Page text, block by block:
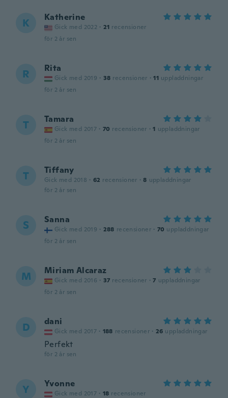
K Katherine
Gick med 2022 · 21 recensioner
för 2 år sen
R Rita
Gick med 2019 · 38 recensioner · 11 uppladdningar
för 2 år sen
T Tamara
Gick med 2017 · 70 recensioner · 1 uppladdningar
för 2 år sen
T Tiffany
Gick med 2018 · 62 recensioner · 8 uppladdningar
för 2 år sen
S Sanna
Gick med 2019 · 288 recensioner · 70 uppladdningar
för 2 år sen
M Miriam Alcaraz
Gick med 2016 · 37 recensioner · 7 uppladdningar
för 2 år sen
D dani
Gick med 2017 · 188 recensioner · 26 uppladdningar
Perfekt
för 2 år sen
Y Yvonne
Gick med 2017 · 18 recensioner